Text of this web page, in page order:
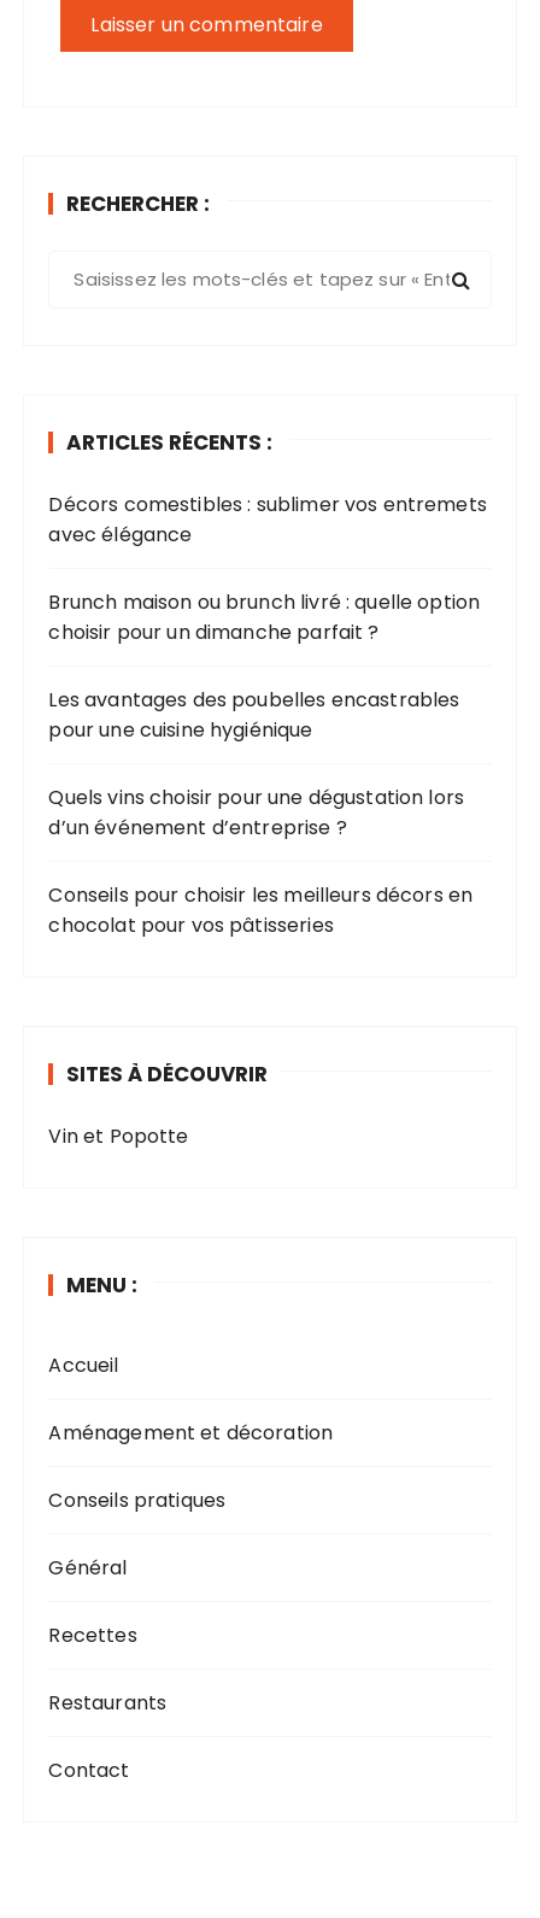
RECHERCHER :
e
p
u
r
:
ARTICLES RÉCENTS :
Décors comestibles : sublimer vos entremets
avec élégance​
Brunch maison ou brunch livré : quelle option
choisir pour un dimanche parfait ?
Les avantages des poubelles encastrables
pour une cuisine hygiénique
Quels vins choisir pour une dégustation lors
d’un événement d’entreprise ?
Conseils pour choisir les meilleurs décors en
chocolat pour vos pâtisseries
SITES À DÉCOUVRIR
Vin et Popotte
MENU :
Accueil
Aménagement et décoration
Conseils pratiques
Général
Recettes
Restaurants
Contact